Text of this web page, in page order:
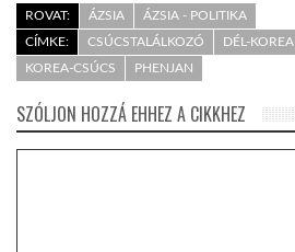
ROVAT: ÁZSIA
ÁZSIA - POLITIKA
CÍMKE:
CSÚCSTALÁLKOZÓ DÉL-KOREA
KOREA-CSÚCS
PHENJAN
SZÓLJON HOZZÁ EHHEZ A CIKKHEZ